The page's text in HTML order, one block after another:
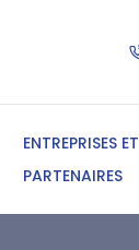
ENTREPRISES ET
PARTENAIRES